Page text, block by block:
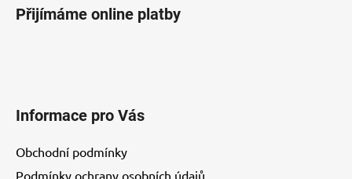
s
Přijímáme online platby
Informace pro Vás
Obchodní podmínky
Podmínky ochrany osobních údajů